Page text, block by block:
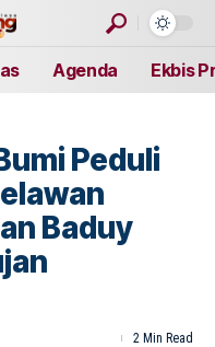
Agenda Ekbis
Peduli
Baduy
2 Min Read